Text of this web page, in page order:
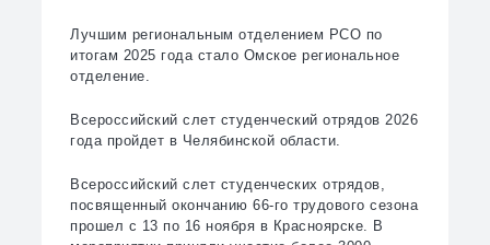
Лучшим региональным отделением РСО по
итогам 2025 года стало Омское региональное
отделение.
Всероссийский слет студенческий отрядов 2026
года пройдет в Челябинской области.
Всероссийский слет студенческих отрядов,
посвященный окончанию 66-го трудового сезона
прошел с 13 по 16 ноября в Красноярске. В